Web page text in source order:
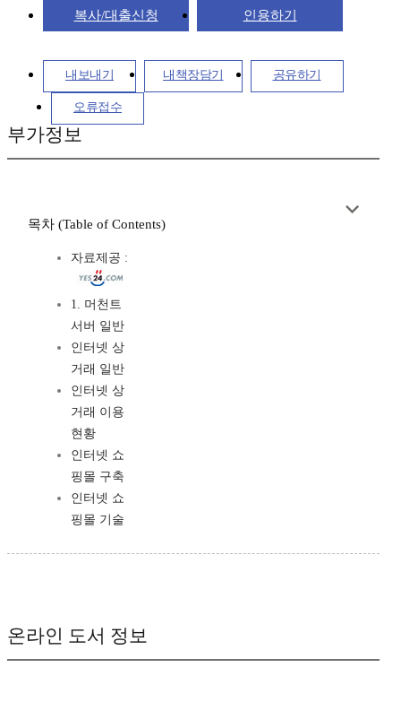
복사/대출신청 인용하기
내보내기 내책장담기 공유하기
오류접수
부가정보
목차 (Table of Contents)
자료제공 :
1. 머천트
서버 일반
인터넷 상
거래 일반
인터넷 상
거래 이용
현황
인터넷 쇼
핑몰 구축
인터넷 쇼
핑몰 기술
온라인 도서 정보